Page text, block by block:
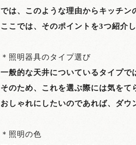
では、このような理由からキッチン
ここでは、そのポイントを3つ紹介し
＊照明器具のタイプ選び
一般的な天井についているタイプで
そのため、これを選ぶ際には気をて
おしゃれにしたいのであれば、ダウ
＊照明の色